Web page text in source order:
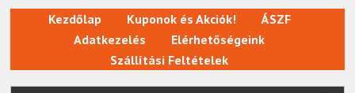
Kezdőlap Kuponok és Akciók!
ÁSZF
Adatkezelés
Elérhetőségeink
Szállítási Feltételek